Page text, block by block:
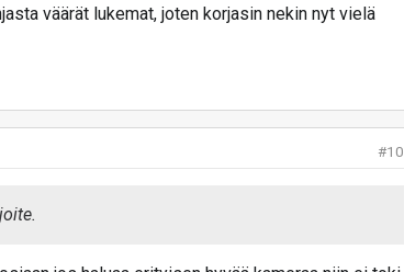
väärät lukemat, joten korjasin nekin nyt vielä
#10